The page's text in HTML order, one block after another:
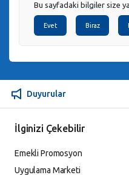
Bu sayfadaki bilgiler size
Evet Biraz
Duyurular
İlginizi Çekebilir
Emekli Promosyon
Uygulama Marketi